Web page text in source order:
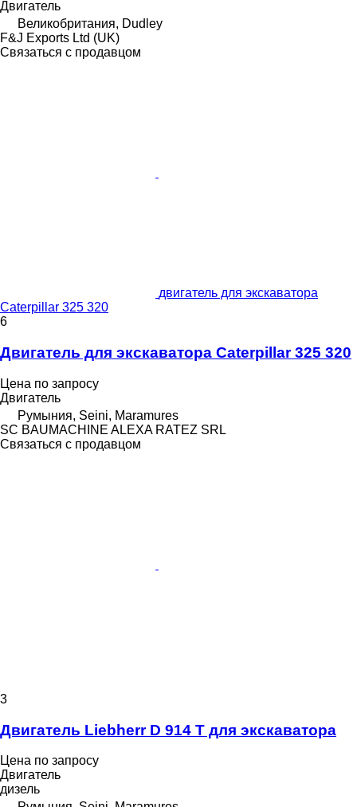
Двигатель
Великобритания, Dudley
F&J Exports Ltd (UK)
Связаться с продавцом
двигатель для экскаватора
Caterpillar 325 320
6
Двигатель для экскаватора Caterpillar 325 320
Цена по запросу
Двигатель
Румыния, Seini, Maramures
SC BAUMACHINE ALEXA RATEZ SRL
Связаться с продавцом
3
Двигатель Liebherr D 914 T для экскаватора
Цена по запросу
Двигатель
дизель